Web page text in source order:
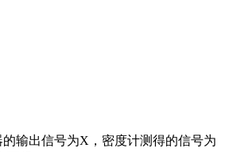
输出信号为X，密度计测得的信号为